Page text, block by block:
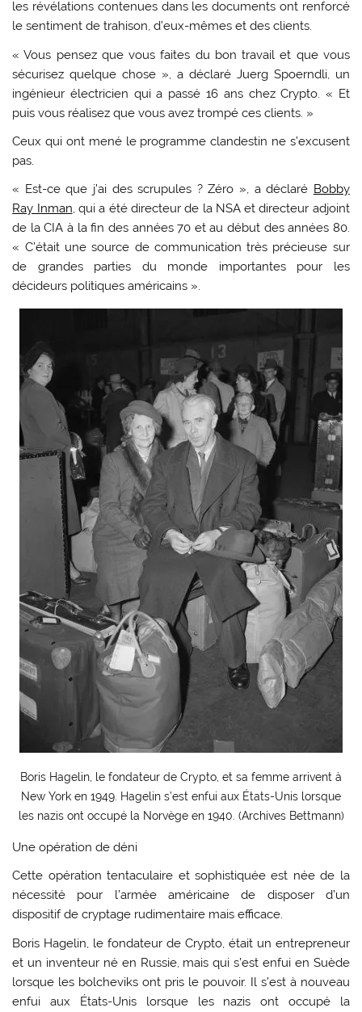
les révélations contenues dans les documents ont renforcé
le sentiment de trahison, d’eux-mêmes et des clients.
« Vous pensez que vous faites du bon travail et que vous
sécurisez quelque chose », a déclaré Juerg Spoerndli, un
ingénieur électricien qui a passé 16 ans chez Crypto. « Et
puis vous réalisez que vous avez trompé ces clients. »
Ceux qui ont mené le programme clandestin ne s’excusent
pas.
« Est-ce que j’ai des scrupules ? Zéro », a déclaré Bobby
Ray Inman, qui a été directeur de la NSA et directeur adjoint
de la CIA à la fin des années 70 et au début des années 80.
« C’était une source de communication très précieuse sur
de grandes parties du monde importantes pour les
décideurs politiques américains ».
Boris Hagelin, le fondateur de Crypto, et sa femme arrivent à
New York en 1949. Hagelin s’est enfui aux États-Unis lorsque
les nazis ont occupé la Norvège en 1940. (Archives Bettmann)
Une opération de déni
Cette opération tentaculaire et sophistiquée est née de la
nécessité pour l’armée américaine de disposer d’un
dispositif de cryptage rudimentaire mais efficace.
Boris Hagelin, le fondateur de Crypto, était un entrepreneur
et un inventeur né en Russie, mais qui s’est enfui en Suède
lorsque les bolcheviks ont pris le pouvoir. Il s’est à nouveau
enfui aux États-Unis lorsque les nazis ont occupé la